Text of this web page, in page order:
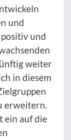
und
und
weiter
in diesem
erweitern.
ein auf die